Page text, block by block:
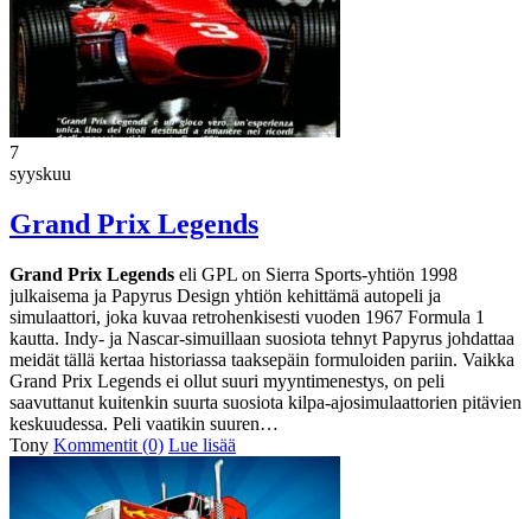
7
syyskuu
Grand Prix Legends
Grand Prix Legends eli GPL on Sierra Sports-yhtiön 1998
julkaisema ja Papyrus Design yhtiön kehittämä autopeli ja
simulaattori, joka kuvaa retrohenkisesti vuoden 1967 Formula 1
kautta. Indy- ja Nascar-simuillaan suosiota tehnyt Papyrus johdattaa
meidät tällä kertaa historiassa taaksepäin formuloiden pariin. Vaikka
Grand Prix Legends ei ollut suuri myyntimenestys, on peli
saavuttanut kuitenkin suurta suosiota kilpa-ajosimulaattorien pitävien
keskuudessa. Peli vaatikin suuren…
Tony Kommentit (0) Lue lisää